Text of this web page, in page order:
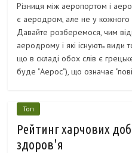
Різниця між аеропортом і
є аеродром, але не у
Давайте розберемося, чим
аеродрому і які існують види
що в складі обох слів є
буде "Аерос"), що означає
Топ
Рейтинг харчових
здоров'я